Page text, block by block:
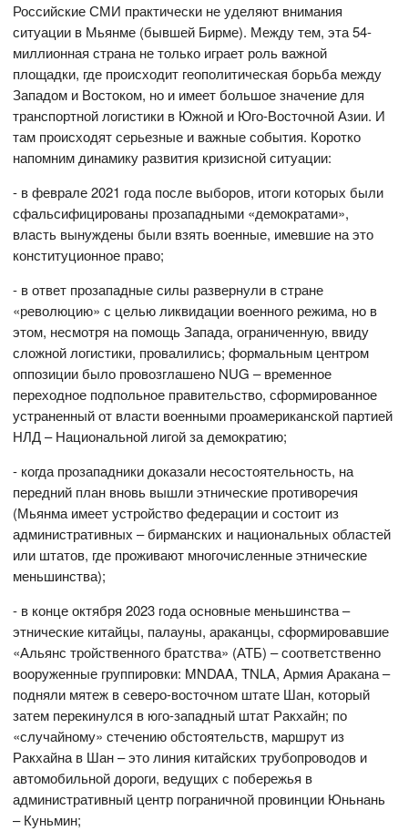
Российские СМИ практически не уделяют внимания
ситуации в Мьянме (бывшей Бирме). Между тем, эта 54-
миллионная страна не только играет роль важной
площадки, где происходит геополитическая борьба между
Западом и Востоком, но и имеет большое значение для
транспортной логистики в Южной и Юго-Восточной Азии. И
там происходят серьезные и важные события. Коротко
напомним динамику развития кризисной ситуации:
- в феврале 2021 года после выборов, итоги которых были
сфальсифицированы прозападными «демократами»,
власть вынуждены были взять военные, имевшие на это
конституционное право;
- в ответ прозападные силы развернули в стране
«революцию» с целью ликвидации военного режима, но в
этом, несмотря на помощь Запада, ограниченную, ввиду
сложной логистики, провалились; формальным центром
оппозиции было провозглашено NUG – временное
переходное подпольное правительство, сформированное
устраненный от власти военными проамериканской партией
НЛД – Национальной лигой за демократию;
- когда прозападники доказали несостоятельность, на
передний план вновь вышли этнические противоречия
(Мьянма имеет устройство федерации и состоит из
административных – бирманских и национальных областей
или штатов, где проживают многочисленные этнические
меньшинства);
- в конце октября 2023 года основные меньшинства –
этнические китайцы, палауны, араканцы, сформировавшие
«Альянс тройственного братства» (АТБ) – соответственно
вооруженные группировки: MNDAA, TNLA, Армия Аракана –
подняли мятеж в северо-восточном штате Шан, который
затем перекинулся в юго-западный штат Ракхайн; по
«случайному» стечению обстоятельств, маршрут из
Ракхайна в Шан – это линия китайских трубопроводов и
автомобильной дороги, ведущих с побережья в
административный центр пограничной провинции Юньнань
– Куньмин;